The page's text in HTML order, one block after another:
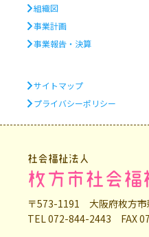
組織図
事業計画
事業報告・決算
サイトマップ
プライバシーポリシー
社会福祉法人
枚方市社会福
〒573-1191 大阪府枚方
TEL 072-844-2443 FAX